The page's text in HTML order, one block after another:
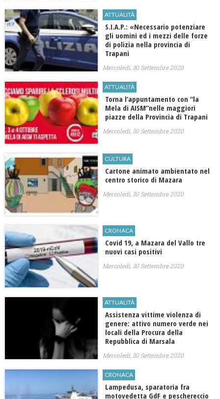
ATTUALITÀ
S.I.A.P.: «Necessario potenziare
gli uomini ed i mezzi delle forze
di polizia nella provincia di
Trapani
Mercoledì, 30 Settembre 2020
ATTUALITÀ
Torna l’appuntamento con “la
Mela di AISM”nelle maggiori
piazze della Provincia di Trapani
Mercoledì, 30 Settembre 2020
CULTURA
Cartone animato ambientato nel
centro storico di Mazara
Mercoledì, 30 Settembre 2020
CRONACA
Covid 19, a Mazara del Vallo tre
nuovi casi positivi
Mercoledì, 30 Settembre 2020
ATTUALITÀ
Assistenza vittime violenza di
genere: attivo numero verde nei
locali della Procura della
Repubblica di Marsala
Mercoledì, 30 Settembre 2020
CRONACA
Lampedusa, sparatoria fra
motovedetta GdF e peschereccio